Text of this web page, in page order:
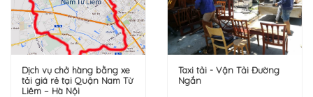
Dịch vụ chở hàng bằng xe
tải giá rẻ tại Quận Nam Từ
Liêm – Hà Nội
Taxi tải - Vận Tải Đường
Ngắn